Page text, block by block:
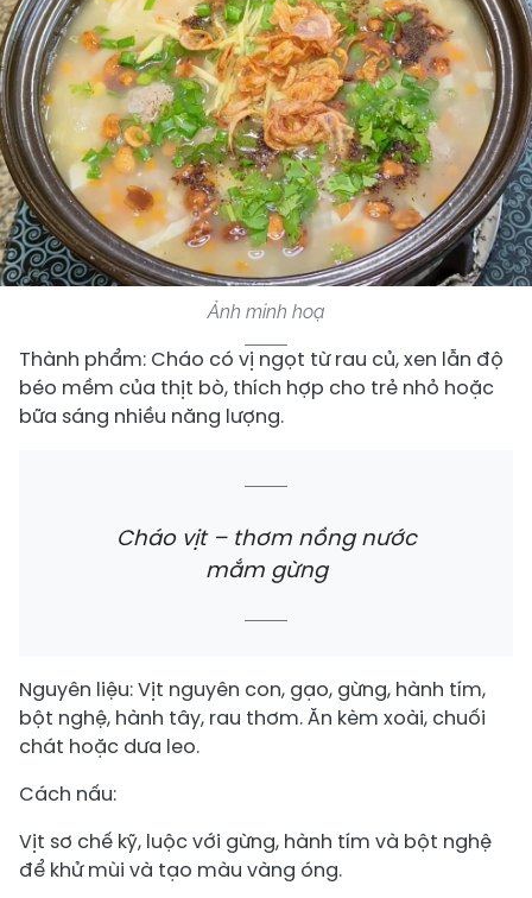
Ảnh minh hoạ
Thành phẩm: Cháo có vị ngọt từ rau củ, xen lẫn độ
béo mềm của thịt bò, thích hợp cho trẻ nhỏ hoặc
bữa sáng nhiều năng lượng.
Cháo vịt – thơm nồng nước
mắm gừng
Nguyên liệu: Vịt nguyên con, gạo, gừng, hành tím,
bột nghệ, hành tây, rau thơm. Ăn kèm xoài, chuối
chát hoặc dưa leo.
Cách nấu:
Vịt sơ chế kỹ, luộc với gừng, hành tím và bột nghệ
để khử mùi và tạo màu vàng óng.